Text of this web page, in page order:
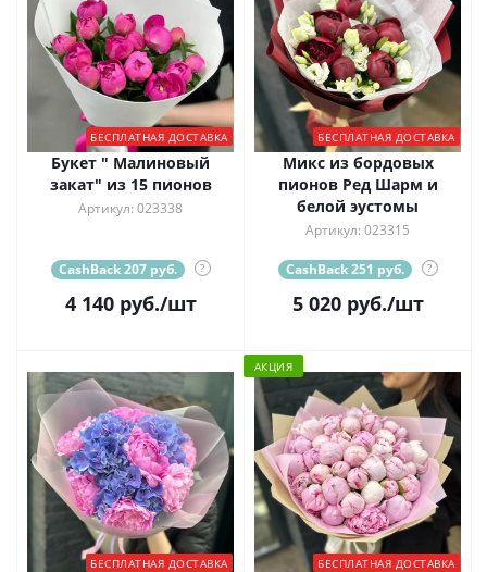
БЕСПЛАТНАЯ ДОСТАВКА
Букет " Малиновый
закат" из 15 пионов
Артикул: 023338
CashBack 207 руб. ?
4 140руб./шт
БЕСПЛАТНАЯ ДОСТАВКА
Микс из бордовых
пионов Ред Шарм и
белой эустомы
Артикул: 023315
CashBack 251 руб. ?
5 020руб./шт
БЕСПЛАТНАЯ ДОСТАВКА
АКЦИЯ
БЕСПЛАТНАЯ ДОСТАВКА